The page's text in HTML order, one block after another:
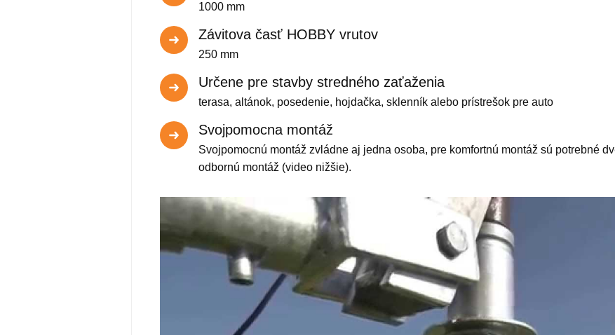
1000 mm
Závitova časť HOBBY vrutov
250 mm
Určene pre stavby stredného zaťaženia
terasa, altánok, posedenie, hojdačka, sklenník alebo prístrešok pre auto
Svojpomocna montáž
Svojpomocnú montáž zvládne aj jedna osoba, pre komfortnú montáž sú potrebné
odbornú montáž (video nižšie).
Video
prehrávač